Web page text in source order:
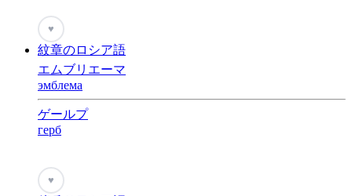
♥
紋章のロシア語
エムブリエーマ
эмблема
ゲールプ
герб
♥